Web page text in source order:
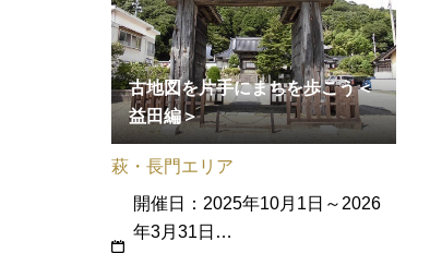
古地図を片手にまちを歩こう＜
益田編＞
萩・長門エリア
開催日：2025年10月1日～2026
年3月31日…